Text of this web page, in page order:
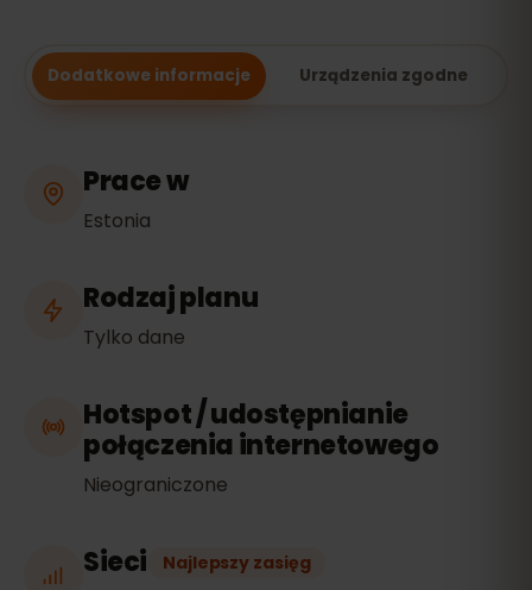
Dodatkowe informacje Urządzenia zgodne
Prace w
Estonia
Rodzaj planu
Tylko dane
Hotspot / udostępnianie
połączenia internetowego
Nieograniczone
Sieci Najlepszy zasięg